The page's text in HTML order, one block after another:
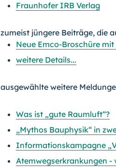
Fraunhofer IRB Verlag
zumeist jüngere Beiträge, die
Neue Emco-Broschüre
weitere Details...
ausgewählte weitere
Was ist „gute Raumluft“?
„Mythos Bauphysik“ in
Informationskampagne
Atemwegserkrankungen -